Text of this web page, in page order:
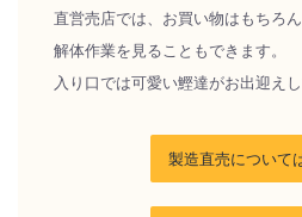
直営売店では、お買い物はもちろ
解体作業を見ることもできます。
入り口では可愛い鰹達がお出迎えし
製造直売について